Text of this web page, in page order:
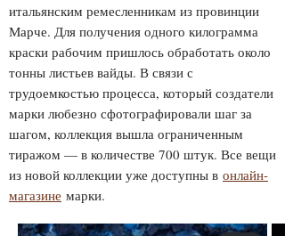
итальянским ремесленникам из провинции
Марче. Для получения одного килограмма
краски рабочим пришлось обработать около
тонны листьев вайды. В связи с
трудоемкостью процесса, который создатели
марки любезно сфотографировали шаг за
шагом, коллекция вышла ограниченным
тиражом — в количестве 700 штук. Все вещи
из новой коллекции уже доступны в онлайн-
магазине марки.